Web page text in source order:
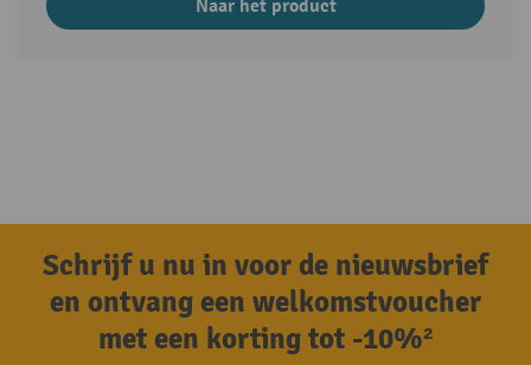
Naar het product
Schrijf u nu in voor de nieuwsbrief
en ontvang een welkomstvoucher
met een korting tot -10%²